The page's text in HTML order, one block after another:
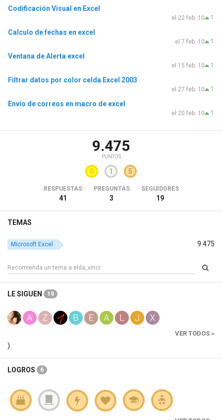
Codificación Visual en Excel
1
el 22 feb. 10
Calculo de fechas en excel
1
el 7 feb. 10
Ventana de Alerta excel
1
el 15 feb. 10
Filtrar datos por color celda Excel 2003
1
el 27 feb. 10
Envío de correos en macro de excel
1
el 20 feb. 10
9.475
PUNTOS
0 1 5
RESPUESTAS
41
PREGUNTAS
3
SEGUIDORES
19
TEMAS
9.475
Microsoft Excel
LE SIGUEN 19
VER TODOS »
)
LOGROS 6